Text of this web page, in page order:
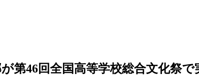
第46回全国高等学校総合文化祭